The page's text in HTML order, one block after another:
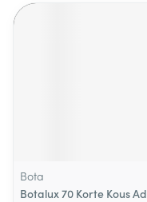
Bota
Botalux 70 Korte Kous Ad